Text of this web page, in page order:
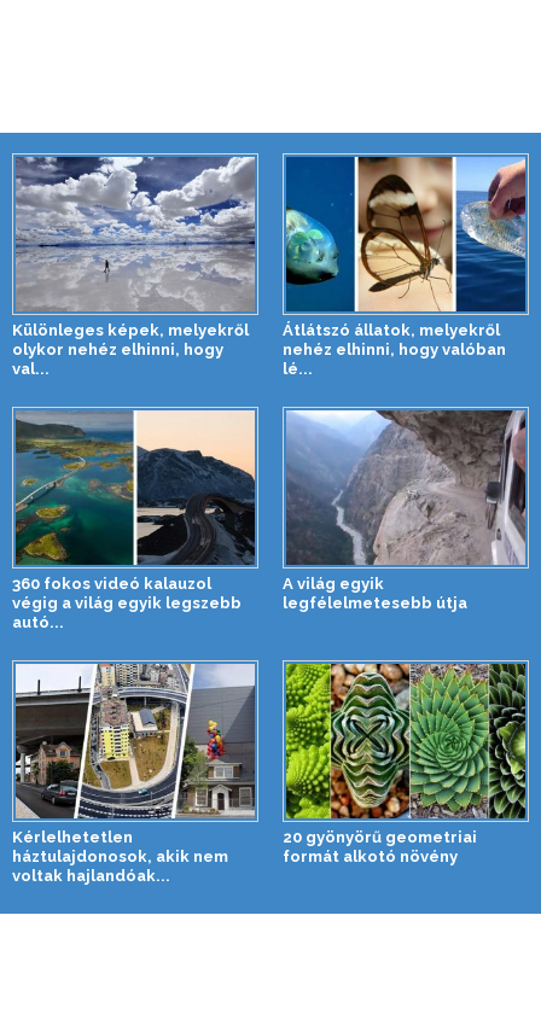
Különleges képek, melyekről
olykor nehéz elhinni, hogy
val...
Átlátszó állatok, melyekről
nehéz elhinni, hogy valóban
lé...
360 fokos videó kalauzol
végig a világ egyik legszebb
autó...
A világ egyik
legfélelmetesebb útja
Kérlelhetetlen
háztulajdonosok, akik nem
voltak hajlandóak...
20 gyönyörű geometriai
formát alkotó növény